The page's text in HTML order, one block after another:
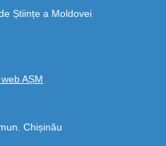
Științe a Moldovei
AȘM
Chișinău